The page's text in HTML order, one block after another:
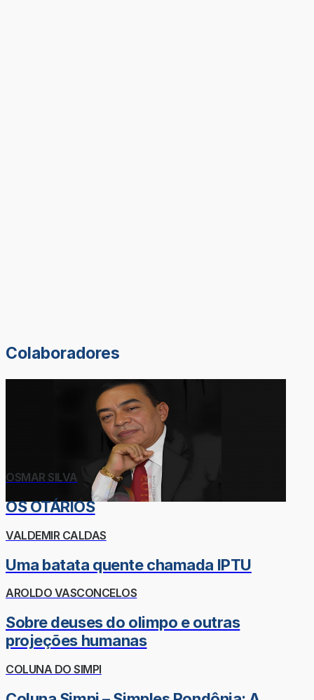
Colaboradores
OSMAR SILVA
OS OTÁRIOS
VALDEMIR CALDAS
Uma batata quente chamada IPTU
AROLDO VASCONCELOS
Sobre deuses do olimpo e outras
projeções humanas
COLUNA DO SIMPI